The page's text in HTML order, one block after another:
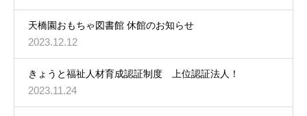
天橋園おもちゃ図書館 休館のお知らせ
2023.12.12
きょうと福祉人材育成認証制度 上位認証法人！
2023.11.24